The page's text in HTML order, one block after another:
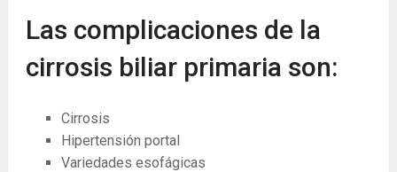
Las complicaciones de la
cirrosis biliar primaria son:
Cirrosis
Hipertensión portal
Variedades esofágicas